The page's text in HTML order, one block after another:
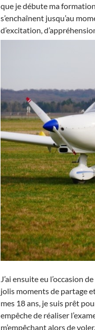
que je débute ma
s’enchaînent jusqu’au
d’excitation,
J’ai ensuite eu l’occasion
jolis moments de partage
mes 18 ans, je suis prêt
empêche de réaliser
m’empêchant alors de voler.